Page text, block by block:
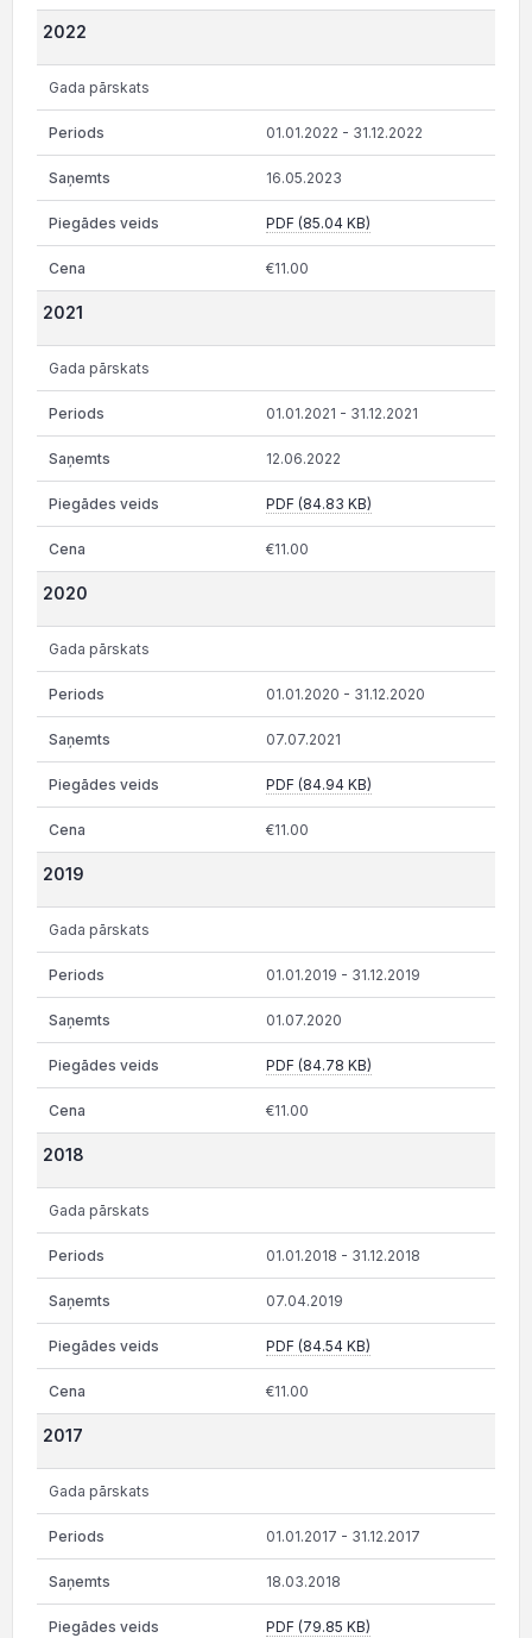
2022
Gada pārskats
01.01.2022 - 31.12.2022
16.05.2023
PDF (85.04 KB)
€11.00
2021
Gada pārskats
01.01.2021 - 31.12.2021
12.06.2022
PDF (84.83 KB)
€11.00
2020
Gada pārskats
01.01.2020 - 31.12.2020
07.07.2021
PDF (84.94 KB)
€11.00
2019
Gada pārskats
01.01.2019 - 31.12.2019
01.07.2020
PDF (84.78 KB)
€11.00
2018
Gada pārskats
01.01.2018 - 31.12.2018
07.04.2019
PDF (84.54 KB)
€11.00
2017
Gada pārskats
01.01.2017 - 31.12.2017
18.03.2018
PDF (79.85 KB)